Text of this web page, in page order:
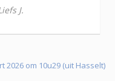
J.
2026 om 10u29 (uit Hasselt)